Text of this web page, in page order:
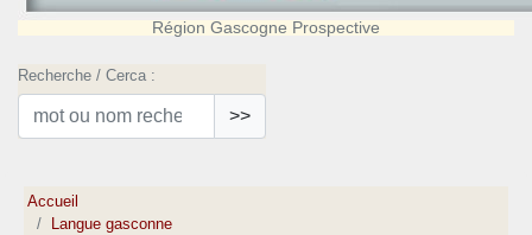
Région Gascogne Prospective
Recherche / Cerca :
>>
Accueil
Langue gasconne